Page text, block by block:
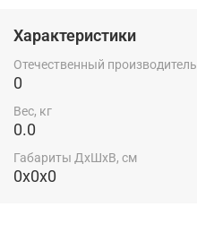
Характеристики
Отечественный производитель
0
Вес, кг
0.0
Габариты ДхШхВ, см
0x0x0